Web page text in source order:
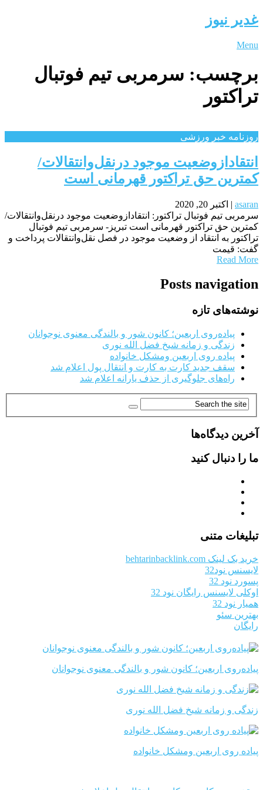
غدیر نیوز
Menu
برچسب: سرمربی تیم فوتبال
تراکتور
روزنامه خبر ورزشى
انتقادازوضعیت موجود درنقل‌وانتقالات/
کمترین حق تراکتور قهرمانی است
asaran
| اکتبر 20, 2020
سرمربی تیم فوتبال تراکتور: انتقادازوضعیت موجود درنقل‌وانتقالات/
کمترین حق تراکتور قهرمانی است تبریز- سرمربی تیم فوتبال
تراکتور به انتقاد از وضعیت موجود در فصل نقل‌وانتقالات پرداخت و
گفت: قیمت
Read More
Posts navigation
نوشته‌های تازه
پیاده‌روی اربعین؛ کانون شور و بالندگی معنوی نوجوانان
زندگی و زمانه شیخ فضل الله نوری
پیاده روی اربعین ومشکل خانواده
سقف جدید کارت به کارت و انتقال پول اعلام شد
راه‌های جلوگیری از حذف یارانه اعلام شد
آخرین دیدگاه‌ها
ما را دنبال کنید
تبلیغات متنی
خرید بک لینک behtarinbacklink.com
لایسنس نود32
پسورد نود 32
اوکلی لایسنس رایگان نود 32
همیار نود 32
بهترین سئو
رایگان
پیاده‌روی اربعین؛ کانون شور و بالندگی معنوی نوجوانان
زندگی و زمانه شیخ فضل الله نوری
پیاده روی اربعین ومشکل خانواده